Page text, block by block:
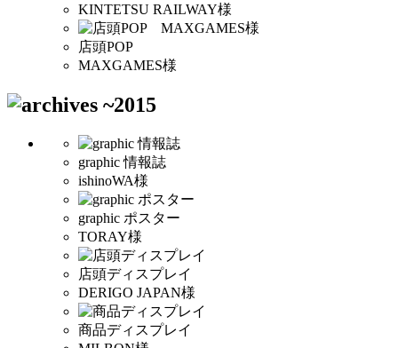
KINTETSU RAILWAY様
店頭POP
MAXGAMES様
graphic 情報誌
ishinoWA様
graphic ポスター
TORAY様
店頭ディスプレイ
DERIGO JAPAN様
商品ディスプレイ